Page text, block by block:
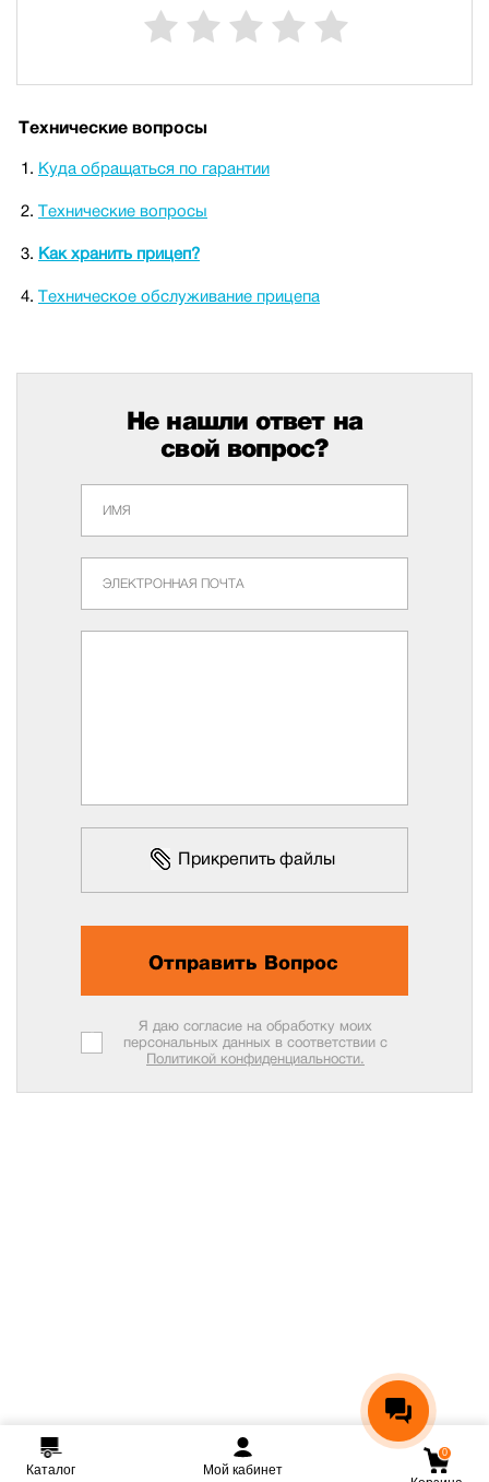
Технические вопросы
Куда обращаться по гарантии
Технические вопросы
Как хранить прицеп?
Техническое обслуживание прицепа
Не нашли ответ на
свой вопрос?
Прикрепить файлы
Отправить Вопрос
Я даю согласие на обработку моих
персональных данных в соответствии с
Политикой конфиденциальности.
Каталог Мой кабинет
0